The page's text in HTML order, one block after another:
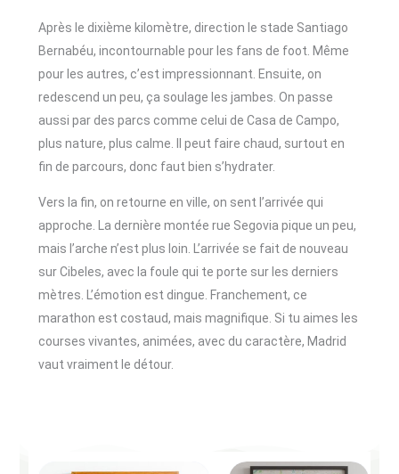
Après le dixième kilomètre, direction le stade Santiago
Bernabéu, incontournable pour les fans de foot. Même
pour les autres, c’est impressionnant. Ensuite, on
redescend un peu, ça soulage les jambes. On passe
aussi par des parcs comme celui de Casa de Campo,
plus nature, plus calme. Il peut faire chaud, surtout en
fin de parcours, donc faut bien s’hydrater.
Vers la fin, on retourne en ville, on sent l’arrivée qui
approche. La dernière montée rue Segovia pique un peu,
mais l’arche n’est plus loin. L’arrivée se fait de nouveau
sur Cibeles, avec la foule qui te porte sur les derniers
mètres. L’émotion est dingue. Franchement, ce
marathon est costaud, mais magnifique. Si tu aimes les
courses vivantes, animées, avec du caractère, Madrid
vaut vraiment le détour.